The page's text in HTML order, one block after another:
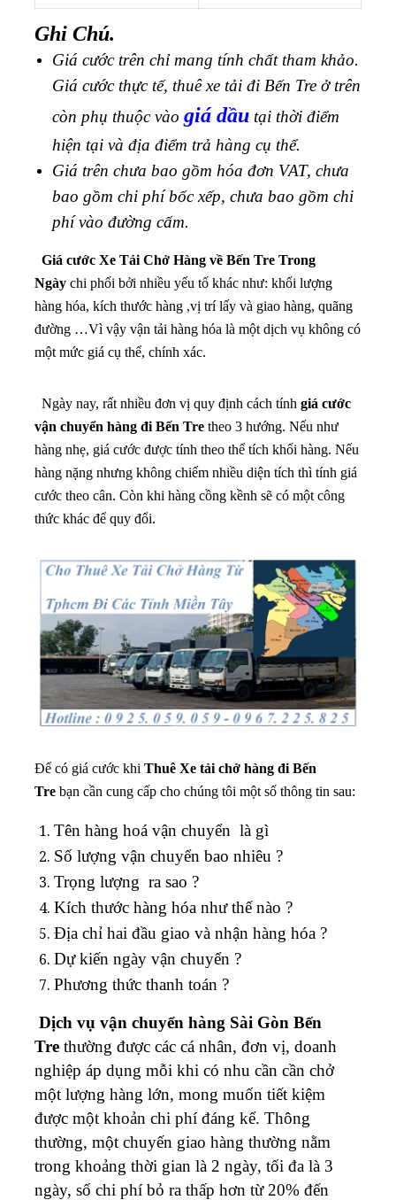
Ghi Chú.
Giá cước trên chỉ mang tính chất tham khảo.
Giá cước thực tế, thuê xe tải đi Bến Tre ở trên
còn phụ thuộc vào giá dầu tại thời điểm
hiện tại và địa điểm trả hàng cụ thể.
Giá trên chưa bao gồm hóa đơn VAT, chưa
bao gồm chi phí bốc xếp, chưa bao gồm chi
phí vào đường cấm.
Giá cước Xe Tải Chở Hàng về Bến Tre Trong
Ngày chi phối bởi nhiều yếu tố khác như: khối lượng
hàng hóa, kích thước hàng ,vị trí lấy và giao hàng, quãng
đường …Vì vậy vận tải hàng hóa là một dịch vụ không có
một mức giá cụ thể, chính xác.
Ngày nay, rất nhiều đơn vị quy định cách tính giá cước
vận chuyển hàng đi Bến Tre theo 3 hướng. Nếu như
hàng nhẹ, giá cước được tính theo thể tích khối hàng. Nếu
hàng nặng nhưng không chiếm nhiều diện tích thì tính giá
cước theo cân. Còn khi hàng cồng kềnh sẽ có một công
thức khác để quy đổi.
Để có giá cước khi Thuê Xe tải chở hàng đi Bến
Tre bạn cần cung cấp cho chúng tôi một số thông tin sau:
Tên hàng hoá vận chuyển là gì
Số lượng vận chuyển bao nhiêu ?
Trọng lượng ra sao ?
Kích thước hàng hóa như thế nào ?
Địa chỉ hai đầu giao và nhận hàng hóa ?
Dự kiến ngày vận chuyển ?
Phương thức thanh toán ?
Dịch vụ vận chuyển hàng Sài Gòn Bến
Tre thường được các cá nhân, đơn vị, doanh
nghiệp áp dụng mỗi khi có nhu cần cần chở
một lượng hàng lớn, mong muốn tiết kiệm
được một khoản chi phí đáng kể. Thông
thường, một chuyến giao hàng thường nằm
trong khoảng thời gian là 2 ngày, tối đa là 3
ngày, số chi phí bỏ ra thấp hơn từ 20% đến